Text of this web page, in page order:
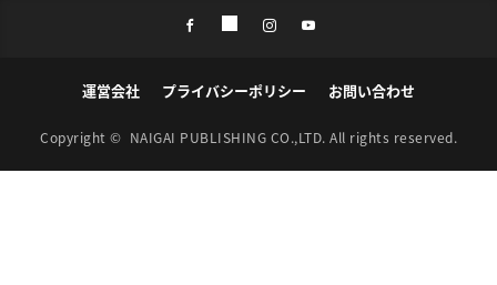
運営会社 プライバシーポリシー お問い合わせ
Copyright © NAIGAI PUBLISHING CO.,LTD. All rights reserved.